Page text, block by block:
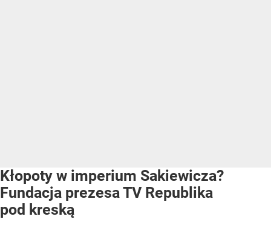
Kłopoty w imperium Sakiewicza?
Fundacja prezesa TV Republika
pod kreską